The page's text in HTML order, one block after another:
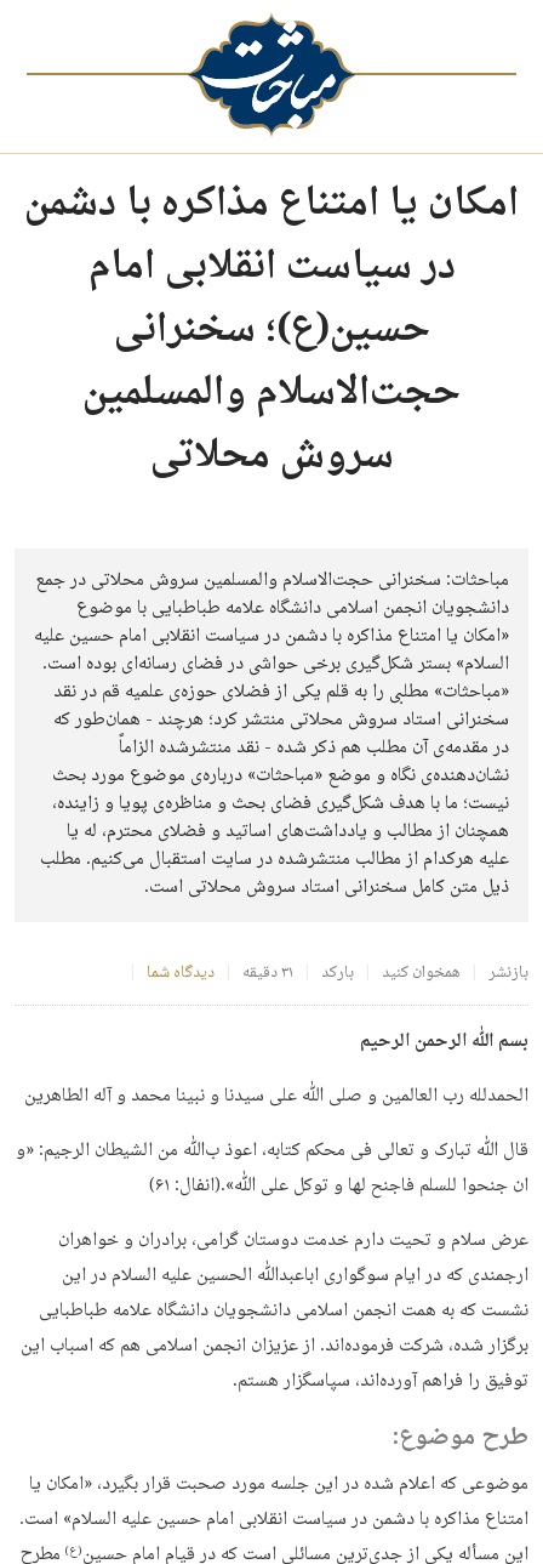
امکان یا امتناع مذاکره با دشمن
در سیاست انقلابی امام
حسین(ع)؛ سخنرانی
حجت‌الاسلام والمسلمین
سروش محلاتی
مباحثات: سخنرانی حجت‌الاسلام والمسلمین سروش محلاتی در جمع
دانشجویان انجمن اسلامی دانشگاه علامه طباطبایی با موضوع
«امکان یا امتناع مذاکره با دشمن در سیاست انقلابی امام حسین علیه
السلام» بستر شکل‌گیری برخی حواشی در فضای رسانه‌ای بوده است.
«مباحثات» مطلبی را به قلم یکی از فضلای حوزه‌ی علمیه قم در نقد
سخنرانی استاد سروش محلاتی منتشر کرد؛ هرچند - همان‌طور که
در مقدمه‌ی آن مطلب هم ذکر شده - نقد منتشر‌شده الزاماً
نشان‌دهنده‌ی نگاه و موضع «مباحثات» درباره‌ی موضوع مورد بحث
نیست؛ ما با هدف شکل‌گیری فضای بحث و مناظره‌ی پویا و زاینده،
همچنان از مطالب و یادداشت‌های اساتید و فضلای محترم، له یا
علیه هرکدام از مطالب منتشرشده در سایت استقبال می‌کنیم. مطلب
ذیل متن کامل سخنرانی استاد سروش محلاتی است.
بازنشر همخوان کنید بارکد ۳۱ دقیقه دیدگاه شما
بسم ﷲ الرحمن الرحیم
الحمدلله رب العالمین و صلی ﷲ علی سیدنا و نبینا محمد و آله الطاهرین
قال ﷲ تبارک و تعالی فی محکم کتابه، اعوذ بﷲ من الشیطان الرجیم: «و
ان جنحوا للسلم فاجنح لها و توکل علی ﷲ».(انفال: ۶۱)
عرض سلام و تحیت دارم خدمت دوستان گرامی، برادران و خواهران
ارجمندی که در ایام سوگواری اباعبدﷲ الحسین علیه السلام در این
نشست که به همت انجمن اسلامی دانشجویان دانشگاه علامه طباطبایی
برگزار شده، شرکت فرموده‌اند. از عزیزان انجمن اسلامی هم که اسباب این
توفیق را فراهم آورده‌اند، سپاسگزار هستم.
طرح موضوع:
موضوعی که اعلام شده در این جلسه مورد صحبت قرار بگیرد، «امکان یا
امتناع مذاکره با دشمن در سیاست انقلابی امام حسین علیه السلام» است.
این مسأله یکی از جدی‌ترین مسائلی است که در قیام امام حسین(ع) مطرح